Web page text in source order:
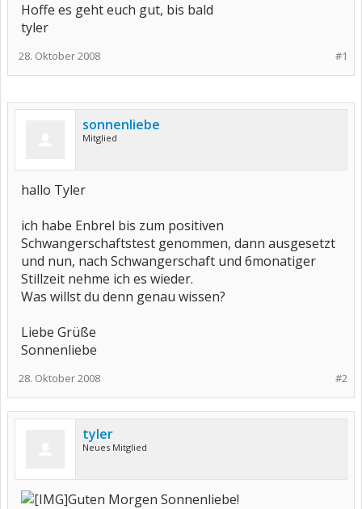
Hoffe es geht euch gut, bis bald
tyler
#1
28. Oktober 2008
sonnenliebe
Mitglied
hallo Tyler
ich habe Enbrel bis zum positiven
Schwangerschaftstest genommen, dann ausgesetzt
und nun, nach Schwangerschaft und 6monatiger
Stillzeit nehme ich es wieder.
Was willst du denn genau wissen?
Liebe Grüße
Sonnenliebe
#2
28. Oktober 2008
tyler
Neues Mitglied
Guten Morgen Sonnenliebe!